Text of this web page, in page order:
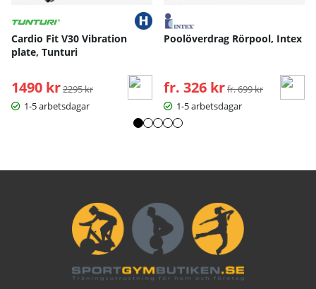
Cardio Fit V30 Vibration
plate, Tunturi
1490 kr Ordinarie pris:
2295 kr
1-5 arbetsdagar
Poolöverdrag Rörpool, Intex
fr. 326 kr Ordinarie pris:
fr. 699 kr
1-5 arbetsdagar